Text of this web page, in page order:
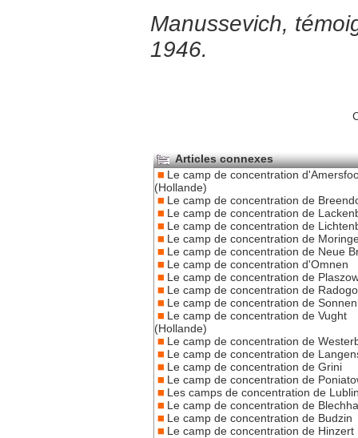
Manussevich,
1946.
Articles connexes
Le camp de concentration
(Hollande)
Le camp de concentration de
Le camp de concentration de
Le camp de concentration de
Le camp de concentration de
Le camp de concentration de Neue
Le camp de concentration d'Omnen
Le camp de concentration de
Le camp de concentration de
Le camp de concentration de
Le camp de concentration de Vught
(Hollande)
Le camp de concentration de
Le camp de concentration de
Le camp de concentration de Grini
Le camp de concentration de
Les camps de concentration de
Le camp de concentration de
Le camp de concentration de Budzin
Le camp de concentration de Hinzert